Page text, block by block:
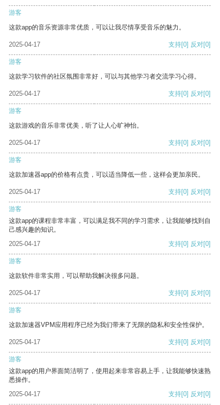
游客
这款app的音乐资源非常优质，可以让我尽情享受音乐的魅力。
2025-04-17 支持[0] 反对[0]
游客
这款学习软件的社区氛围非常好，可以与其他学习者交流学习心得。
2025-04-17 支持[0] 反对[0]
游客
这款游戏的音乐非常优美，听了让人心旷神怡。
2025-04-17 支持[0] 反对[0]
游客
这款加速器app的价格有点贵，可以适当降低一些，这样会更加亲民。
2025-04-17 支持[0] 反对[0]
游客
这款app的课程非常丰富，可以满足我不同的学习需求，让我能够找到自
己感兴趣的知识。
2025-04-17
支持[0] 反对[0]
游客
这款软件非常实用，可以帮助我解决很多问题。
2025-04-17 支持[0] 反对[0]
游客
这款加速器VPM应用程序已经为我们带来了无限的隐私和安全性保护。
2025-04-17 支持[0] 反对[0]
游客
这款app的用户界面简洁明了，使用起来非常容易上手，让我能够快速熟
悉操作。
2025-04-17
支持[0] 反对[0]